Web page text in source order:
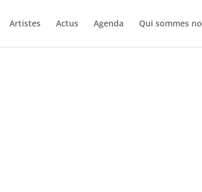
Artistes Actus Agenda Qui sommes